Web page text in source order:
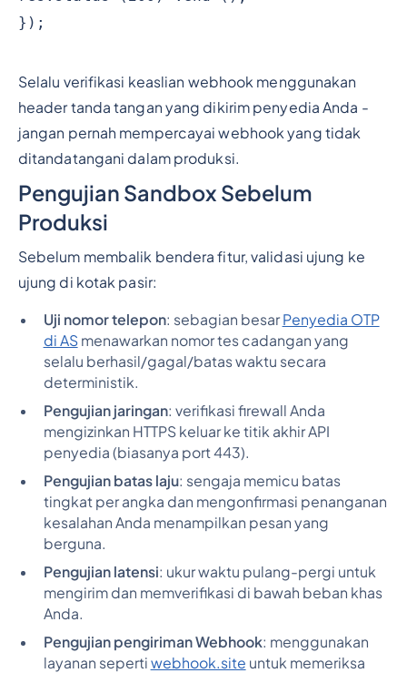
});
Selalu verifikasi keaslian webhook menggunakan
header tanda tangan yang dikirim penyedia Anda -
jangan pernah mempercayai webhook yang tidak
ditandatangani dalam produksi.
Pengujian Sandbox Sebelum
Produksi
Sebelum membalik bendera fitur, validasi ujung ke
ujung di kotak pasir:
Uji nomor telepon: sebagian besar Penyedia OTP
di ASmenawarkan nomor tes cadangan yang
selalu berhasil/gagal/batas waktu secara
deterministik.
Pengujian jaringan: verifikasi firewall Anda
mengizinkan HTTPS keluar ke titik akhir API
penyedia (biasanya port 443).
Pengujian batas laju: sengaja memicu batas
tingkat per angka dan mengonfirmasi penanganan
kesalahan Anda menampilkan pesan yang
berguna.
Pengujian latensi: ukur waktu pulang-pergi untuk
mengirim dan memverifikasi di bawah beban khas
Anda.
Pengujian pengiriman Webhook: menggunakan
layanan seperti webhook.site untuk memeriksa